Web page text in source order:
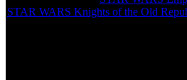
STAR WARS Knights of the Old